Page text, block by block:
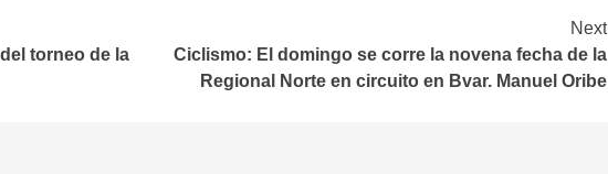
torneo de la
Next
Ciclismo: El domingo se corre la novena fecha de la
Regional Norte en circuito en Bvar. Manuel Oribe